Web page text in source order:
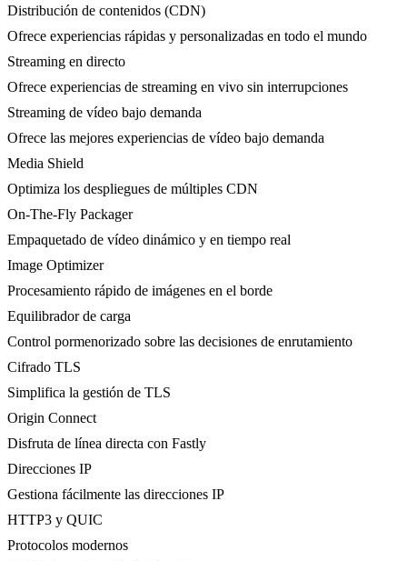
Distribución de contenidos (CDN)
Ofrece experiencias rápidas y personalizadas en todo el mundo
Streaming en directo
Ofrece experiencias de streaming en vivo sin interrupciones
Streaming de vídeo bajo demanda
Ofrece las mejores experiencias de vídeo bajo demanda
Media Shield
Optimiza los despliegues de múltiples CDN
On-The-Fly Packager
Empaquetado de vídeo dinámico y en tiempo real
Image Optimizer
Procesamiento rápido de imágenes en el borde
Equilibrador de carga
Control pormenorizado sobre las decisiones de enrutamiento
Cifrado TLS
Simplifica la gestión de TLS
Origin Connect
Disfruta de línea directa con Fastly
Direcciones IP
Gestiona fácilmente las direcciones IP
HTTP3 y QUIC
Protocolos modernos